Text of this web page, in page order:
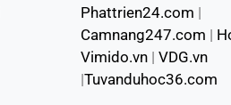
Phattrien24.com |
Camnang247.com |
Vimido.vn| VDG.vn
|Tuvanduhoc36.com